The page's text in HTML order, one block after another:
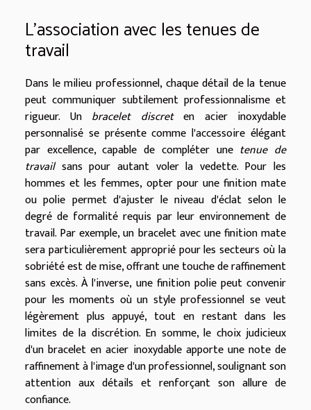
L'association avec les tenues de
travail
Dans le milieu professionnel, chaque détail de la tenue
peut communiquer subtilement professionnalisme et
rigueur. Un bracelet discreten acier inoxydable
personnalisé se présente comme l'accessoire élégant
par excellence, capable de compléter une tenue de
travailsans pour autant voler la vedette. Pour les
hommes et les femmes, opter pour une finition mate
ou polie permet d'ajuster le niveau d'éclat selon le
degré de formalité requis par leur environnement de
travail. Par exemple, un bracelet avec une finition mate
sera particulièrement approprié pour les secteurs où la
sobriété est de mise, offrant une touche de raffinement
sans excès. À l'inverse, une finition polie peut convenir
pour les moments où un style professionnel se veut
légèrement plus appuyé, tout en restant dans les
limites de la discrétion. En somme, le choix judicieux
d'un bracelet en acier inoxydable apporte une note de
raffinement à l'image d'un professionnel, soulignant son
attention aux détails et renforçant son allure de
confiance.